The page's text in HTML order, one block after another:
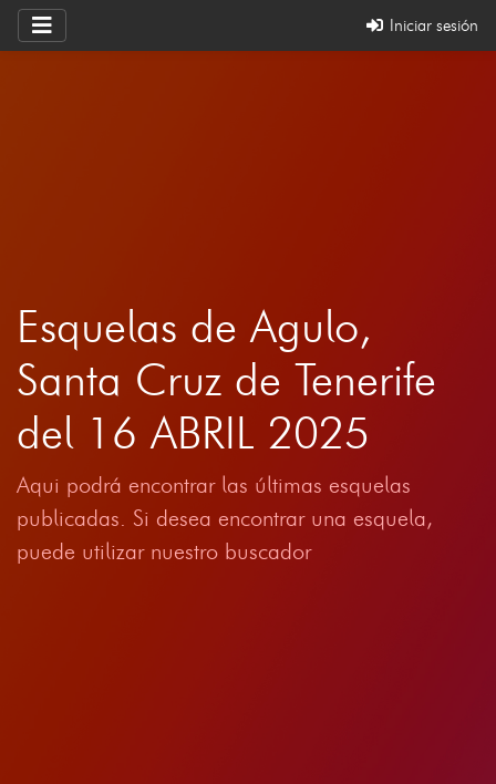
Iniciar sesión
Esquelas de Agulo,
Santa Cruz de Tenerife
del 16 ABRIL 2025
Aqui podrá encontrar las últimas esquelas
publicadas. Si desea encontrar una esquela,
puede utilizar nuestro buscador